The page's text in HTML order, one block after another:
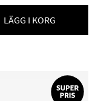
LÄGG I KORG